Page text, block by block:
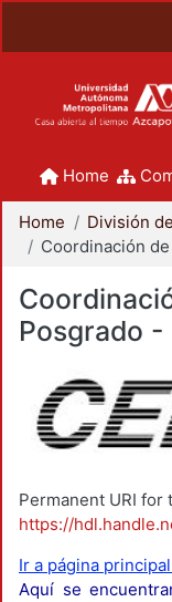
Home
Home
Posgrado -
Permanent URI for
https://
Ir a página
Aquí se